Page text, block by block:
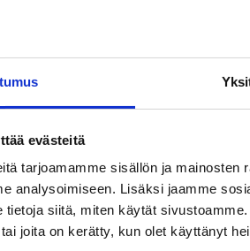
evästeitä
tarjoamamme sisällön ja
analysoimiseen. Lisäksi jaamme
tietoja siitä, miten käytät
joita on kerätty, kun olet käyttänyt
päästä välillisesti vaikuttamaan
myös yhteiskunnallista
valtuuston käsittelyyn. Kertaakaan